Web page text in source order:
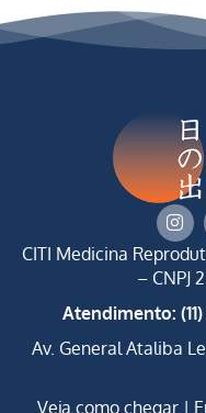
CITI Medicina
– CNPJ
Atendimento:
Av. General Ataliba
Veja como chegar|